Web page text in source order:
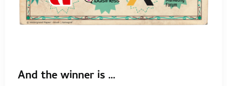
And the winner is …